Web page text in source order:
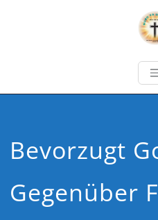
Bevorzugt
Gegenüber